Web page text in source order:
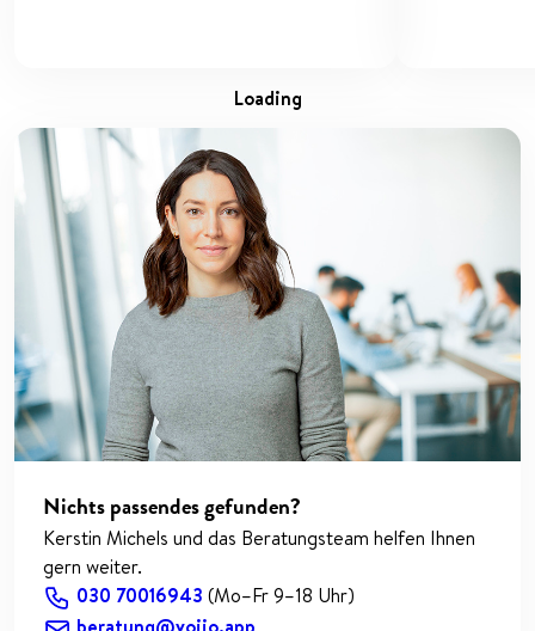
loading
Nichts passendes gefunden?
Kerstin Michels und das Beratungsteam helfen Ihnen
gern weiter.
030 70016943 (Mo–Fr 9–18 Uhr)